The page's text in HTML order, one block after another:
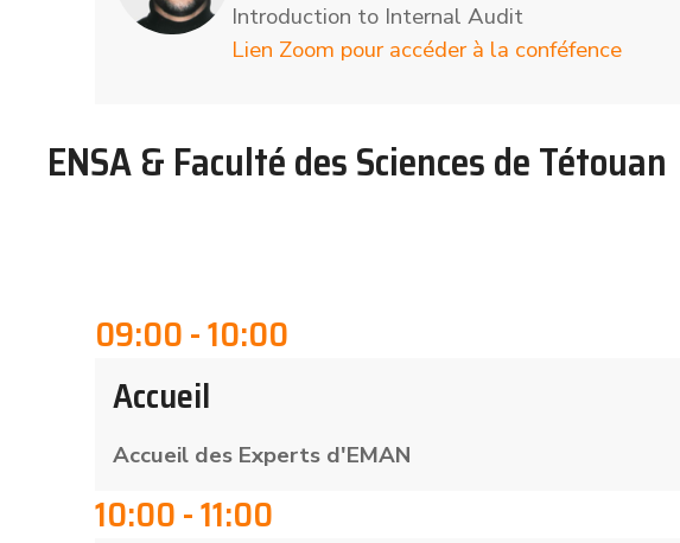
Introduction to Internal Audit
Lien Zoom pour accéder à la conféfence
ENSA & Faculté des Sciences de Tétouan
09:00 - 10:00
Accueil
Accueil des Experts d'EMAN
10:00 - 11:00